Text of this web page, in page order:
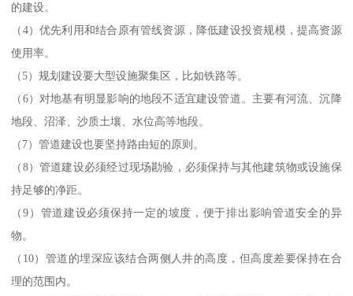
的建设。
（4）优先利用和结合原有管线资源，降低建设投资规模，提高资源
使用率。
（5）规划建设要大型设施聚集区，比如铁路等。
（6）对地基有明显影响的地段不适宜建设管道。主要有河流、沉降
地段、沼泽、沙质土壤、水位高等地段。
（7）管道建设也要坚持路由短的原则。
（8）管道建设必须经过现场勘验，必须保持与其他建筑物或设施保
持足够的净距。
（9）管道建设必须保持一定的坡度，便于排出影响管道安全的异
物。
（10）管道的埋深应该结合两侧人井的高度，但高度差要保持在合
理的范围内。